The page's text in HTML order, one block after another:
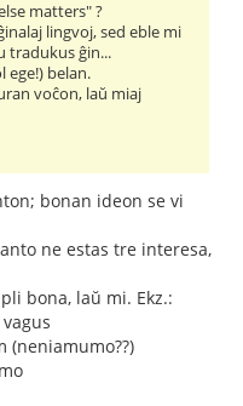
matters" ?
lingvoj, sed eble mi
tradukus ĝin...
ege!) belan.
voĉon, laŭ miaj
bonan ideon se vi
ne estas tre interesa,
bona, laŭ mi. Ekz.:
(neniamumo??)